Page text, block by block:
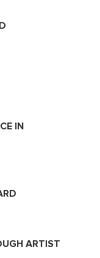
IN
ARTIST